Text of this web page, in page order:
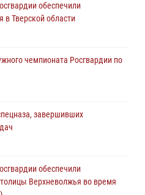
чемпионата Росгвардии по
на дороге в городе Кашин
спортивно — патриотическое
лагеря в Тверской области
обеспечили
в Тверской области
чемпионата Росгвардии по
завершивших
обеспечили
Верхневолжья во время